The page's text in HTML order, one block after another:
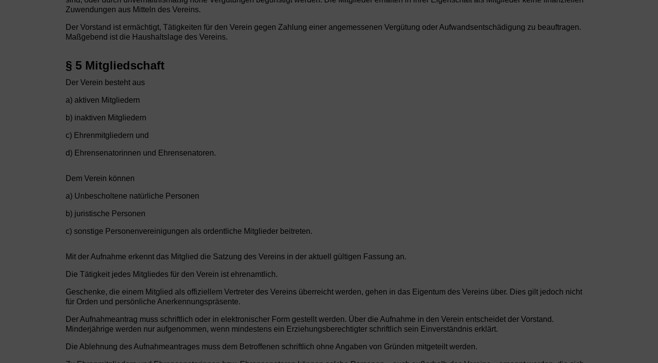
Zuwendungen aus Mitteln des Vereins.
Der Vorstand ist ermächtigt, Tätigkeiten für den Verein gegen Zahlung einer angemessenen Vergütung oder Aufwandsentschädigung zu beauftragen.
Maßgebend ist die Haushaltslage des Vereins.
§ 5 Mitgliedschaft
Der Verein besteht aus
a) aktiven Mitgliedern
b) inaktiven Mitgliedern
c) Ehrenmitgliedern und
d) Ehrensenatorinnen und Ehrensenatoren.
Dem Verein können
a) Unbescholtene natürliche Personen
b) juristische Personen
c) sonstige Personenvereinigungen als ordentliche Mitglieder beitreten.
Mit der Aufnahme erkennt das Mitglied die Satzung des Vereins in der aktuell gültigen Fassung an.
Die Tätigkeit jedes Mitgliedes für den Verein ist ehrenamtlich.
Geschenke, die einem Mitglied als offiziellem Vertreter des Vereins überreicht werden, gehen in das Eigentum des Vereins über. Dies gilt jedoch nicht
für Orden und persönliche Anerkennungspräsente.
Der Aufnahmeantrag muss schriftlich oder in elektronischer Form gestellt werden. Über die Aufnahme in den Verein entscheidet der Vorstand.
Minderjährige werden nur aufgenommen, wenn mindestens ein Erziehungsberechtigter schriftlich sein Einverständnis erklärt.
Die Ablehnung des Aufnahmeantrages muss dem Betroffenen schriftlich ohne Angaben von Gründen mitgeteilt werden.